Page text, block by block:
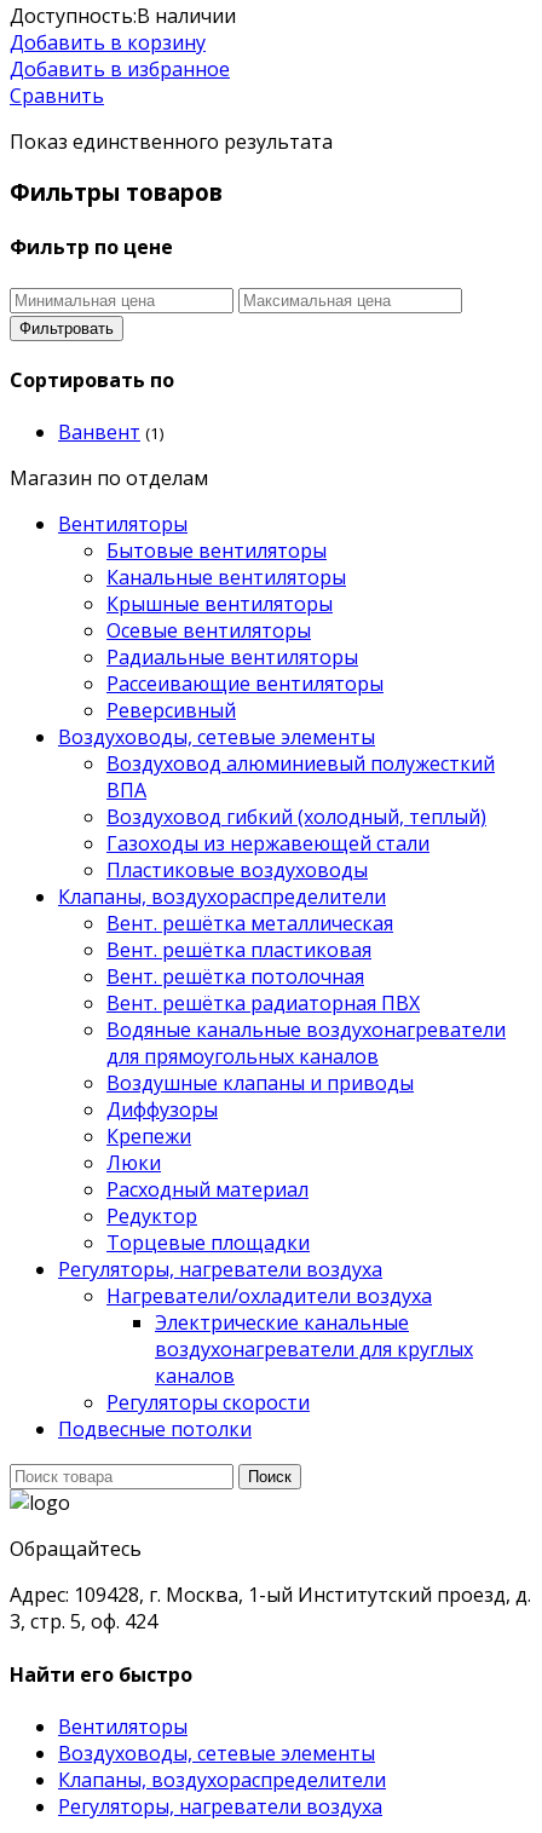
Доступность:В наличии
Добавить в корзину
Добавить в избранное
Сравнить
Показ единственного результата
Фильтры товаров
Фильтр по цене
Фильтровать
Сортировать по
Ванвент (1)
Магазин по отделам
Вентиляторы
Бытовые вентиляторы
Канальные вентиляторы
Крышные вентиляторы
Осевые вентиляторы
Радиальные вентиляторы
Рассеивающие вентиляторы
Реверсивный
Воздуховоды, сетевые элементы
Воздуховод алюминиевый полужесткий
ВПА
Воздуховод гибкий (холодный, теплый)
Газоходы из нержавеющей стали
Пластиковые воздуховоды
Клапаны, воздухораспределители
Вент. решётка металлическая
Вент. решётка пластиковая
Вент. решётка потолочная
Вент. решётка радиаторная ПВХ
Водяные канальные воздухонагреватели
для прямоугольных каналов
Воздушные клапаны и приводы
Диффузоры
Крепежи
Люки
Расходный материал
Редуктор
Торцевые площадки
Регуляторы, нагреватели воздуха
Нагреватели/охладители воздуха
Электрические канальные
воздухонагреватели для круглых
каналов
Регуляторы скорости
Подвесные потолки
Поиск
для:
Поиск
Обращайтесь
Адрес: 109428, г. Москва, 1-ый Институтский проезд, д.
3, стр. 5, оф. 424
Найти его быстро
Вентиляторы
Воздуховоды, сетевые элементы
Клапаны, воздухораспределители
Регуляторы, нагреватели воздуха